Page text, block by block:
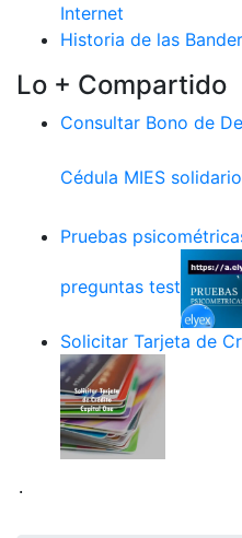
Internet
Historia de las
Lo + Compartido
Consultar Bono de
Cédula MIES solidario
Pruebas
preguntas test
Solicitar Tarjeta de
.